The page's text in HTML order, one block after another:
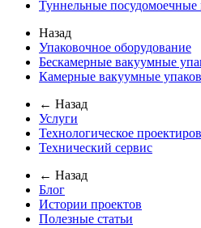
Туннельные
Назад
Упаковочное оборудование
Бескамерные вакуумные
Камерные вакуумные
← Назад
Услуги
Технологическое
Технический сервис
← Назад
Блог
Истории проектов
Полезные статьи